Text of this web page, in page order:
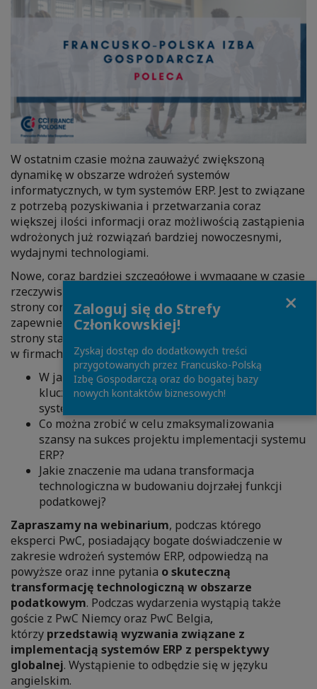
W ostatnim czasie można zauważyć zwiększoną
dynamikę w obszarze wdrożeń systemów
informatycznych, w tym systemów ERP. Jest to związane
z potrzebą pozyskiwania i przetwarzania coraz
większej ilości informacji oraz możliwością zastąpienia
wdrożonych już rozwiązań bardziej nowoczesnymi,
wydajnymi technologiami.
Nowe, coraz bardziej szczegółowe i wymagane w czasie
rzeczywistym raporty podatkowe, wymagają z jednej
strony coraz sprawniejszego pozyskiwania danych i
zapewnienia ich prawidłowości na bieżąco, z drugiej
strony stają się motorem wielu zmian technologicznych
w firmach.
W jaki sposób identyfikować i zarządzać
kluczowymi wyzwaniami podczas wdrożenia
systemu ERP w obszarze podatkowym?
Co można zrobić w celu zmaksymalizowania
szansy na sukces projektu implementacji systemu
ERP?
Jakie znaczenie ma udana transformacja
technologiczna w budowaniu dojrzałej funkcji
podatkowej?
Zapraszamy na webinarium, podczas którego
eksperci PwC, posiadający bogate doświadczenie w
zakresie wdrożeń systemów ERP, odpowiedzą na
powyższe oraz inne pytania o skuteczną
transformację technologiczną w obszarze
podatkowym. Podczas wydarzenia wystąpią także
goście z PwC Niemcy oraz PwC Belgia,
którzy przedstawią wyzwania związane z
implementacją systemów ERP z perspektywy
globalnej. Wystąpienie to odbędzie się w języku
angielskim.
Zaloguj się do Strefy
Członkowskiej!
Zyskaj dostęp do dodatkowych treści
przygotowanych przez Francusko-Polską
Izbę Gospodarczą oraz do bogatej bazy
nowych kontaktów biznesowych!